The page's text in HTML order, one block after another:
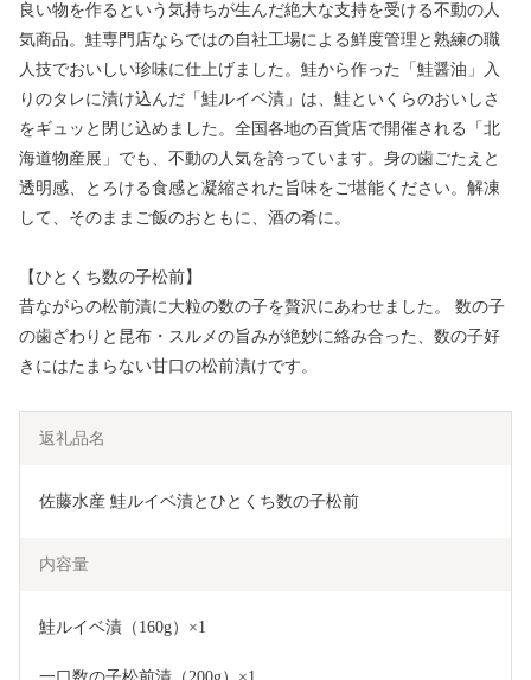
良い物を作るという気持ちが生んだ絶大な支持を受ける不動の人
気商品。鮭専門店ならではの自社工場による鮮度管理と熟練の職
人技でおいしい珍味に仕上げました。鮭から作った「鮭醤油」入
りのタレに漬け込んだ「鮭ルイベ漬」は、鮭といくらのおいしさ
をギュッと閉じ込めました。全国各地の百貨店で開催される「北
海道物産展」でも、不動の人気を誇っています。身の歯ごたえと
透明感、とろける食感と凝縮された旨味をご堪能ください。解凍
して、そのままご飯のおともに、酒の肴に。
【ひとくち数の子松前】
昔ながらの松前漬に大粒の数の子を贅沢にあわせました。 数の子
の歯ざわりと昆布・スルメの旨みが絶妙に絡み合った、数の子好
きにはたまらない甘口の松前漬けです。
返礼品名
佐藤水産 鮭ルイベ漬とひとくち数の子松前
内容量
鮭ルイベ漬（160g）×1